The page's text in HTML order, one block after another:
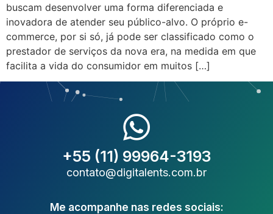
buscam desenvolver uma forma diferenciada e
inovadora de atender seu público-alvo. O próprio e-
commerce, por si só, já pode ser classificado como o
prestador de serviços da nova era, na medida em que
facilita a vida do consumidor em muitos […]
+55 (11) 99964-3193
contato@digitalents.com.br
Me acompanhe nas redes sociais: